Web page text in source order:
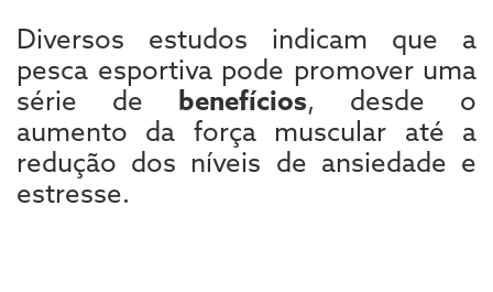
Diversos estudos indicam que a
pesca esportiva pode promover uma
série de benefícios, desde o
aumento da força muscular até a
redução dos níveis de ansiedade e
estresse.